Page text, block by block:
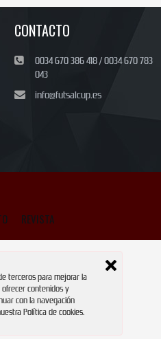
CONTACTO
0034 670 386 418 / 0034 670 783
043
info@futsalcup.es
REVISTA
terceros para mejorar la
contenidos y
con la navegación
Política de cookies.